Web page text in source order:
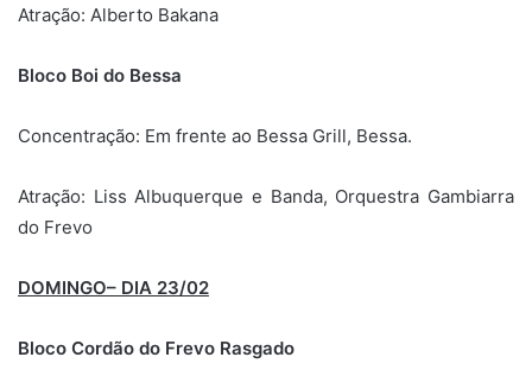
Atração: Alberto Bakana
Bloco Boi do Bessa
Concentração: Em frente ao Bessa Grill, Bessa.
Atração: Liss Albuquerque e Banda, Orquestra Gambiarra
do Frevo
DOMINGO– DIA 23/02
Bloco Cordão do Frevo Rasgado